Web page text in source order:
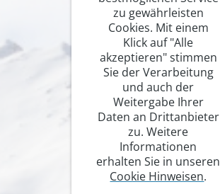
zu gewährleisten
Cookies. Mit einem
Klick auf "Alle
akzeptieren" stimmen
Sie der Verarbeitung
und auch der
Weitergabe Ihrer
Daten an Drittanbieter
zu. Weitere
Informationen
erhalten Sie in unseren
Cookie Hinweisen.